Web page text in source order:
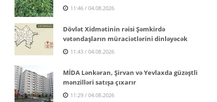
11:46 / 04.08.2026
Dövlət Xidmətinin rəisi Şəmkirdə
vətəndaşların müraciətlərini dinləyəcək
11:43 / 04.08.2026
MİDA Lənkəran, Şirvan və Yevlaxda güzəştli
mənzilləri satışa çıxarır
11:29 / 04.08.2026